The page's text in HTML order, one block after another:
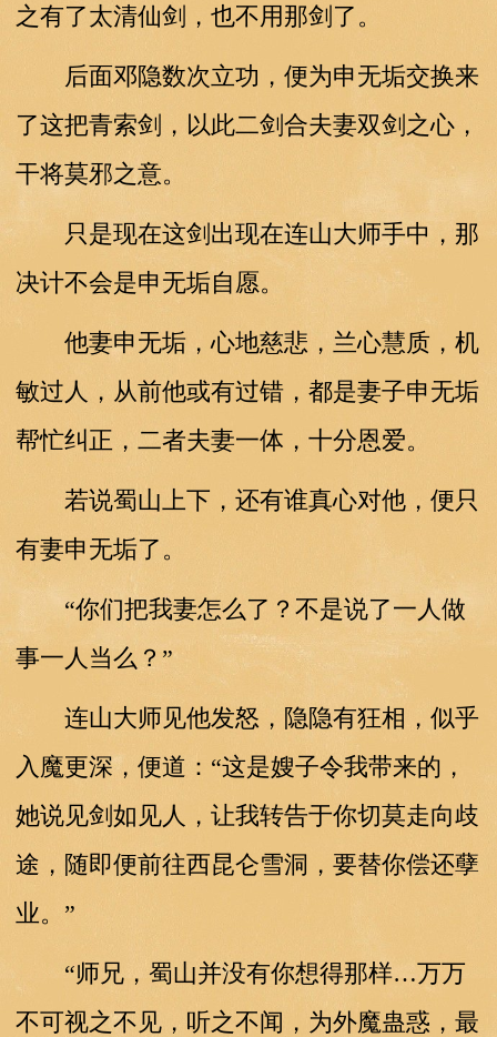
之有了太清仙剑，也不用那剑了。
后面邓隐数次立功，便为申无垢交换来
了这把青索剑，以此二剑合夫妻双剑之心，
干将莫邪之意。
只是现在这剑出现在连山大师手中，那
决计不会是申无垢自愿。
他妻申无垢，心地慈悲，兰心慧质，机
敏过人，从前他或有过错，都是妻子申无垢
帮忙纠正，二者夫妻一体，十分恩爱。
若说蜀山上下，还有谁真心对他，便只
有妻申无垢了。
“你们把我妻怎么了？不是说了一人做
事一人当么？”
连山大师见他发怒，隐隐有狂相，似乎
入魔更深，便道：“这是嫂子令我带来的，
她说见剑如见人，让我转告于你切莫走向歧
途，随即便前往西昆仑雪洞，要替你偿还孽
业。”
“师兄，蜀山并没有你想得那样…万万
不可视之不见，听之不闻，为外魔蛊惑，最